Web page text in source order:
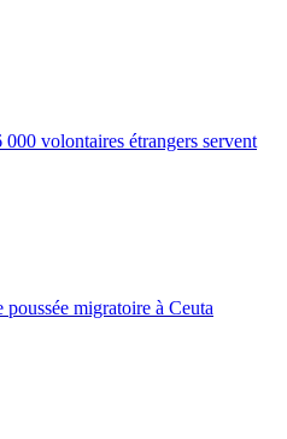
volontaires étrangers servent
migratoire à Ceuta